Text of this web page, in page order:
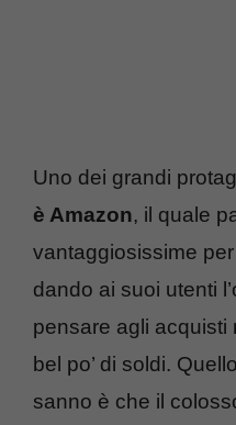
Uno dei grandi
è Amazon, il quale
vantaggiosissime
dando ai suoi utenti
pensare agli acquisti
bel po’ di soldi.
sanno è che il